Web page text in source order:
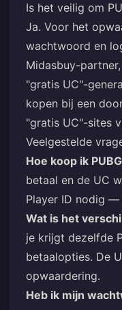
Is het veilig om
Ja. Voor het
wachtwoord en
Midasbuy-
"gratis UC"-
kopen bij een
"gratis UC"-sites
Veelgestelde
Hoe koop ik
betaal en de UC
Player ID nodig
Wat is het
je krijgt dezelfde
betaalopties. De
opwaardering.
Heb ik mijn